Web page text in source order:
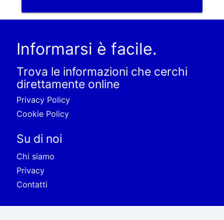
Informarsi è facile.
Trova le informazioni che cerchi
direttamente online
Privacy Policy
Cookie Policy
Su di noi
Chi siamo
Privacy
Contatti